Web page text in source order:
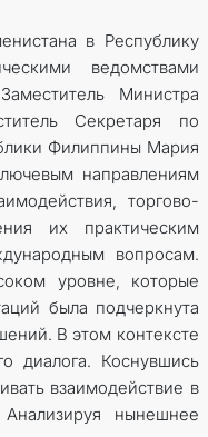
в Республику
ведомствами
Министра
Секретаря по
Филиппины Мария
направлениям
торгово-
их практическим
вопросам.
уровне, которые
была подчеркнута
В этом контексте
диалога. Коснувшись
взаимодействие в
нынешнее